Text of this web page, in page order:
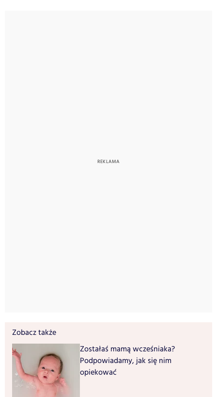
Zobacz także
Zostałaś mamą wcześniaka?
Podpowiadamy, jak się nim
opiekować